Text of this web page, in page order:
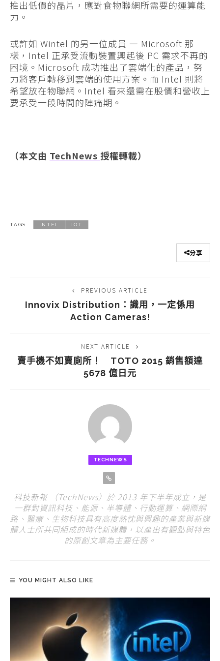
推出低價的晶片，應對食物聯網所需要的運算能
力。
或許如 Wintel 的另一位成員 — Microsoft 那
樣，Intel 正承受流動裝置興起後 PC 需求不再的
困境。Microsoft 成功推出了雲端化的產品，努
力將客戶轉移到雲端的使用方案。而 Intel 則將
希望放在物聯網。Intel 看來還需在股價和營收上
要承受一段時間的陣痛期。
（本文由 TechNews 授權轉載）
TAGS : INTEL IOT
分享
PREVIOUS ARTICLE
Innovix Distribution：識用，一定係用
Action Cameras!
NEXT ARTICLE
賣手機不如賣廁所！ TOTO 2015 銷售額達
5678 億日元
TECHNEWS
科技新報 （TechNews）於 2013 年下半年成立，是
一群對資訊科技、能源、半導體、行動運算、網際網
路、醫療、生物科技具有高度熱忱與興趣的產業與新媒
體人士所共同組成的時代新媒體，以產出有觀點與特色
的原創文章為主要任務。
YOU MIGHT ALSO LIKE